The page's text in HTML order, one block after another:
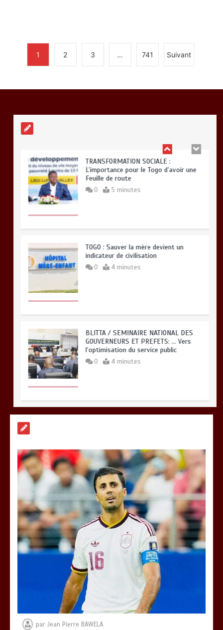
1 2 3 … 741 Suivant
TRANSFORMATION SOCIALE :
L’importance pour le Togo d’avoir une
Feuille de route
0 5 minutes
TOGO : Sauver la mère devient un
indicateur de civilisation
0 4 minutes
BLITTA / SEMINAIRE NATIONAL DES
GOUVERNEURS ET PREFETS: … Vers
l’optimisation du service public
0 4 minutes
0 5 minutes
TRANSFORMATION SOCIALE :
L’importance pour le Togo d’avoir une
Feuille de route
5 minutes
TOGO : Sauver la mère devient un
indicateur de civilisation
0
4 minutes
par Jean Pierre BAWELA